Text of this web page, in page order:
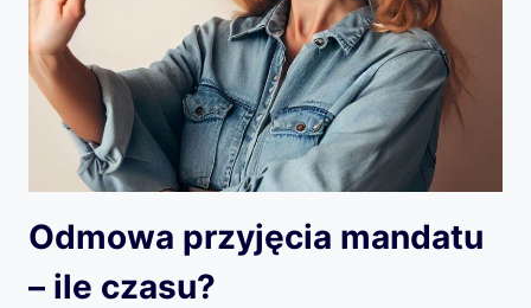
Odmowa przyjęcia mandatu
– ile czasu?